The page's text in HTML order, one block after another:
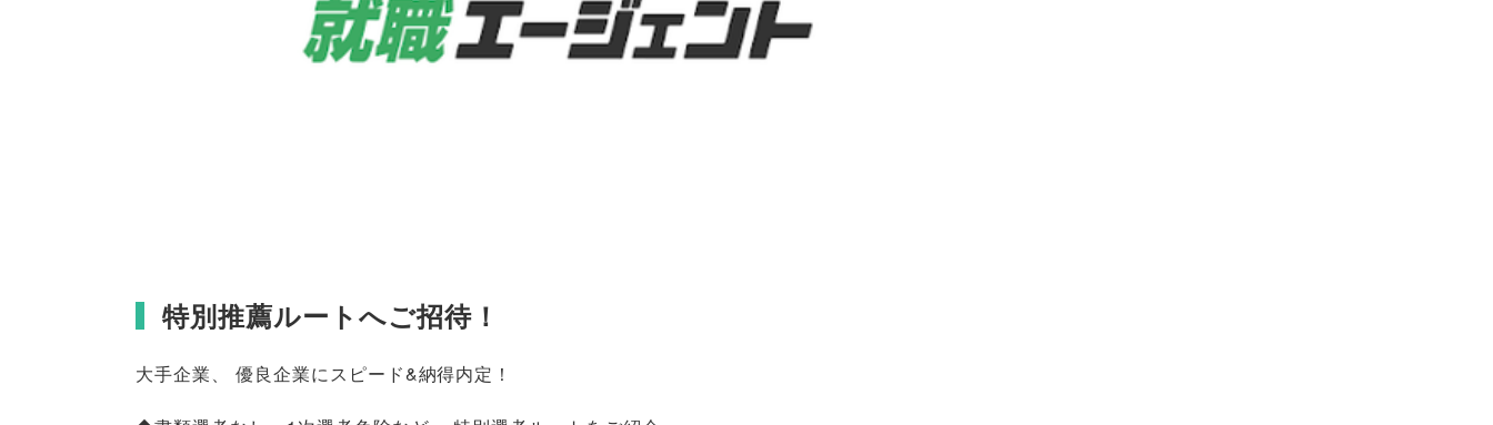
特別推薦ルートへご招待！
大手企業、 優良企業にスピード&納得内定！